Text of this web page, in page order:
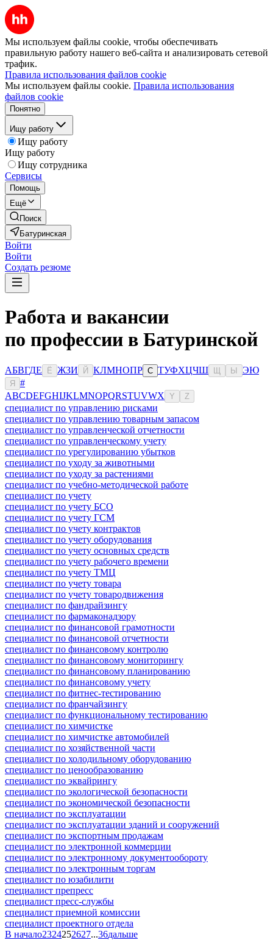
Мы используем файлы cookie, чтобы обеспечивать
правильную работу нашего веб-сайта и анализировать сетевой
трафик.
Правила использования файлов cookie
Мы используем файлы cookie. Правила использования
файлов cookie
Понятно
Ищу работу
Ищу работу
Ищу работу
Ищу сотрудника
Сервисы
Помощь
Ещё
Поиск
Батуринская
Войти
Войти
Создать резюме
Работа и вакансии
по профессии в Батуринской
АБВГДЕ Ё ЖЗИ Й КЛМНОПР С ТУФХЦЧШ Ы ЭЮ
Я
#
ABCDEFGHIJKLMNOPQRSTUVWX Y Z
специалист по управлению рисками
специалист по управлению товарным запасом
специалист по управленческой отчетности
специалист по управленческому учету
специалист по урегулированию убытков
специалист по уходу за животными
специалист по уходу за растениями
специалист по учебно-методической работе
специалист по учету
специалист по учету БСО
специалист по учету ГСМ
специалист по учету контрактов
специалист по учету оборудования
специалист по учету основных средств
специалист по учету рабочего времени
специалист по учету ТМЦ
специалист по учету товара
специалист по учету товародвижения
специалист по фандрайзингу
специалист по фармаконадзору
специалист по финансовой грамотности
специалист по финансовой отчетности
специалист по финансовому контролю
специалист по финансовому мониторингу
специалист по финансовому планированию
специалист по финансовому учету
специалист по фитнес-тестированию
специалист по франчайзингу
специалист по функциональному тестированию
специалист по химчистке
специалист по химчистке автомобилей
специалист по хозяйственной части
специалист по холодильному оборудованию
специалист по ценообразованию
специалист по эквайрингу
специалист по экологической безопасности
специалист по экономической безопасности
специалист по эксплуатации
специалист по эксплуатации зданий и сооружений
специалист по экспортным продажам
специалист по электронной коммерции
специалист по электронному документообороту
специалист по электронным торгам
специалист по юзабилити
специалист препресс
специалист пресс-службы
специалист приемной комиссии
специалист проектного отдела
В начало2324252627...36дальше